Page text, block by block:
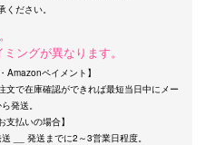
ングが異なります。
Amazonペイメント】
で在庫確認ができれば最短当日中にメー
発送。
支払いの場合】
__ 発送までに2～3営業日程度。